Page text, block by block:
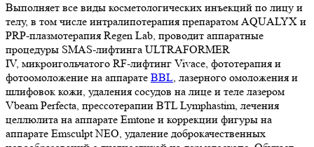
Выполняет все виды косметологических инъекций по лицу и
телу, в том числе интралипотерапия препаратом AQUALYX и
PRP-плазмотерапия Regen Lab, проводит аппаратные
процедуры SMAS-лифтинга ULTRAFORMER
IV, микроигольчатого RF-лифтинг Vivace, фототерапия и
фотоомоложение на аппарате BBL, лазерного омоложения и
шлифовок кожи, удаления сосудов на лице и теле лазером
Vbeam Perfecta, прессотерапии BTL Lymphastim, лечения
целлюлита на аппарате Emtone и коррекции фигуры на
аппарате Emsculpt NEO, удаление доброкачественных